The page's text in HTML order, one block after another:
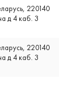
220140
д 4 каб. 3
220140
д 4 каб. 3